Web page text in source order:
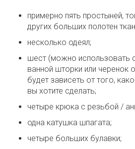
примерно пять простыней,
других больших полотен
несколько одеял;
шест (можно использовать
ванной шторки или черенок
будет зависеть от того,
вы хотите сделать;
четыре крюка с резьбой /
одна катушка шпагата;
четыре больших булавки;